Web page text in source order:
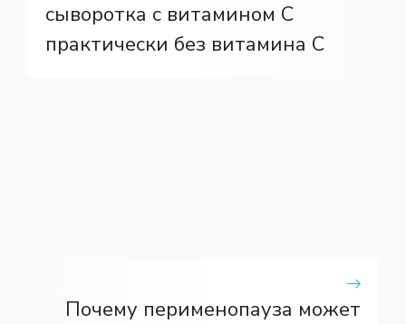
сыворотка с витамином С
практически без витамина С
Почему перименопауза может